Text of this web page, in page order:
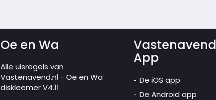
Oe en Wa
Alle uisregels van
Vastenavend.nl - Oe en Wa
diskleemer V4.11
Vastenavend
App
De iOS app
De Android app